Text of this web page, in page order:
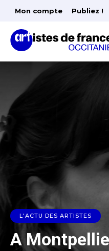
Mon compte Publiez !
L'ACTU DES ARTISTES
A